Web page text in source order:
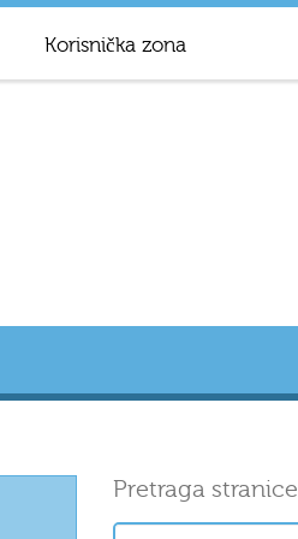
Korisnička zona
Pretraga stranice